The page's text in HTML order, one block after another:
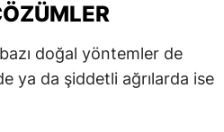
doğal yöntemler de
ya da şiddetli ağrılarda ise